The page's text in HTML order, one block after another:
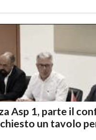
Asp 1, parte il
un tavolo